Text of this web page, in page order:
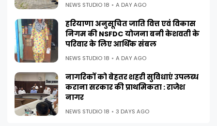
NEWS STUDIO 18 A DAY AGO
हरियाणा अनुसूचित जाति वित्त एवं विकास
निगम की NSFDC योजना बनी केशवती के
परिवार के लिए आर्थिक संबल
NEWS STUDIO 18 A DAY AGO
नागरिकों को बेहतर शहरी सुविधाएं उपलब्ध
कराना सरकार की प्राथमिकता : राजेश
नागर
NEWS STUDIO 18 3 DAYS AGO